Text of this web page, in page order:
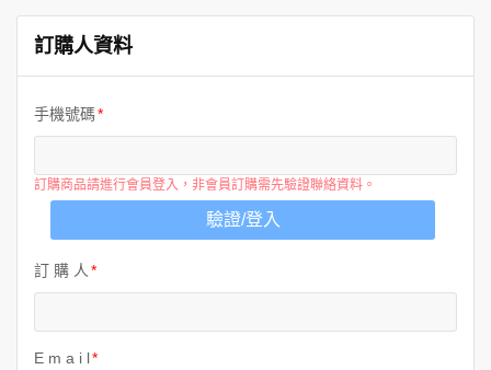
客製服務
會員登入
訂購人資料
手機號碼
訂購商品請進行會員登入，非會員訂購需先驗證聯絡資料。
驗證/登入
訂 購 人
E m a i l